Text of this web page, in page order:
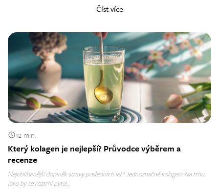
Číst více
12 min.
Který kolagen je nejlepší? Průvodce výběrem a
recenze
Nejoblíbenější doplněk stravy posledních let? Jednoznačně kolagen! Na trhu
jako by se roztrhl pytel...